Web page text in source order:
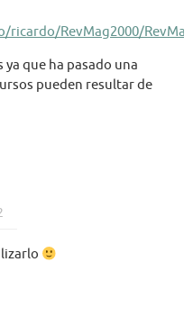
RevMag2000/
que ha pasado una
pueden resultar de